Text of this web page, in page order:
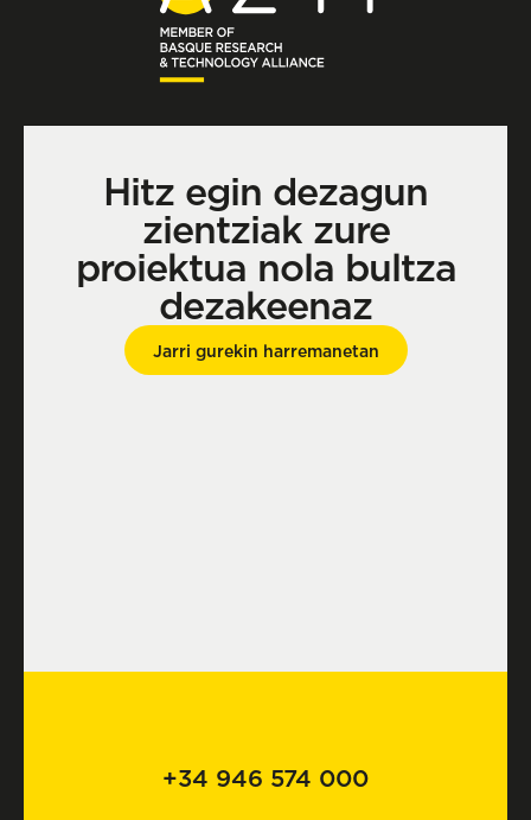
Hitz egin dezagun
zientziak zure
proiektua nola bultza
dezakeenaz
Jarri gurekin harremanetan
+34 946 574 000